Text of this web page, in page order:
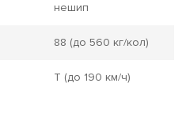
нешип
88 (до 560 кг/кол)
T (до 190 км/ч)